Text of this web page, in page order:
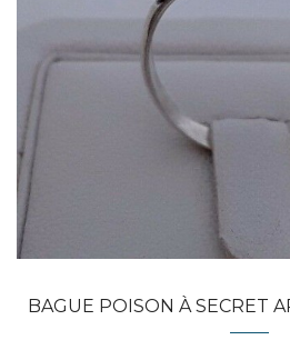
Dans mon
BAGUE POISON À SECRET